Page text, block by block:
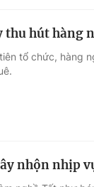
thu hút hàng
tổ chức, hàng
nhộn nhịp